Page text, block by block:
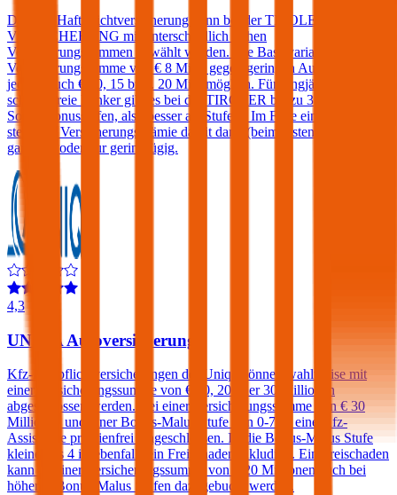
Die Kfz-Haftpflichtversicherung kann bei der TIROLER
VERSICHERUNG mit unterschiedlich hohen
Versicherungssummen gewählt werden. Die Basisvariante hat eine
Versicherungssumme von € 8 Mio., gegen geringen Aufpreis sind
jedoch auch € 10, 15 bzw. 20 Mio. möglich. Für langjährig
schadenfreie Lenker gibt es bei der TIROLER bis zu 3
Sonderbonusstufen, also besser als Stufe 0. Im Falle eines Schadens
steigt die Versicherungsprämie damit dann (beim ersten Schaden)
gar nicht oder nur geringfügig.
4,3
UNIQA Autoversicherung
Kfz-Haftpflichtversicherungen der Uniqa können wahlweise mit
einer Versicherungssumme von € 10, 20 oder 30 Millionen
abgeschlossen werden. Bei einer Versicherungssumme von € 30
Millionen und einer Bonus-Malus Stufe von 0-7 ist eine Kfz-
Assistance prämienfrei eingeschlossen. Ist die Bonus-Malus Stufe
kleiner als 4 ist ebenfalls ein Freischaden inkludiert. Ein Freischaden
kann ab einer Versicherungssumme von € 20 Millionen auch bei
höheren Bonus-Malus Stufen dazugebucht werden.